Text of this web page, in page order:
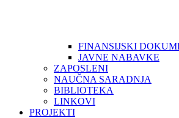
FINANSIJSKI
JAVNE NABAVKE
ZAPOSLENI
NAUČNA SARADNJA
BIBLIOTEKA
LINKOVI
PROJEKTI